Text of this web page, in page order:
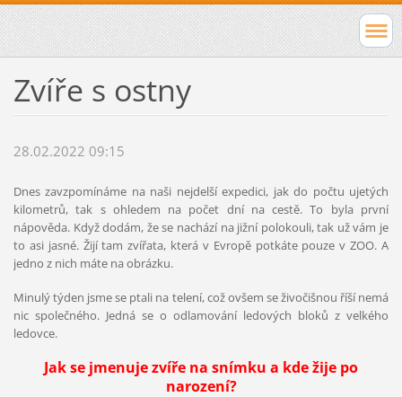
Zvíře s ostny
28.02.2022 09:15
Dnes zavzpomínáme na naši nejdelší expedici, jak do počtu ujetých
kilometrů, tak s ohledem na počet dní na cestě. To byla první
nápověda. Když dodám, že se nachází na jižní polokouli, tak už vám je
to asi jasné. Žijí tam zvířata, která v Evropě potkáte pouze v ZOO. A
jedno z nich máte na obrázku.
Minulý týden jsme se ptali na telení, což ovšem se živočišnou říší nemá
nic společného. Jedná se o odlamování ledových bloků z velkého
ledovce.
Jak se jmenuje zvíře na snímku a kde žije po
narození?